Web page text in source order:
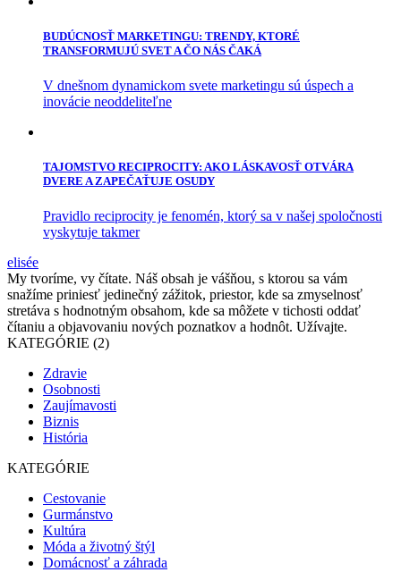
BUDÚCNOSŤ MARKETINGU: TRENDY, KTORÉ
TRANSFORMUJÚ SVET A ČO NÁS ČAKÁ
V dnešnom dynamickom svete marketingu sú úspech a
inovácie neoddeliteľne
TAJOMSTVO RECIPROCITY: AKO LÁSKAVOSŤ OTVÁRA
DVERE A ZAPEČAŤUJE OSUDY
Pravidlo reciprocity je fenomén, ktorý sa v našej spoločnosti
vyskytuje takmer
elisée
My tvoríme, vy čítate. Náš obsah je vášňou, s ktorou sa vám
snažíme priniesť jedinečný zážitok, priestor, kde sa zmyselnosť
stretáva s hodnotným obsahom, kde sa môžete v tichosti oddať
čítaniu a objavovaniu nových poznatkov a hodnôt. Užívajte.
KATEGÓRIE (2)
Zdravie
Osobnosti
Zaujímavosti
Biznis
História
KATEGÓRIE
Cestovanie
Gurmánstvo
Kultúra
Móda a životný štýl
Domácnosť a záhrada